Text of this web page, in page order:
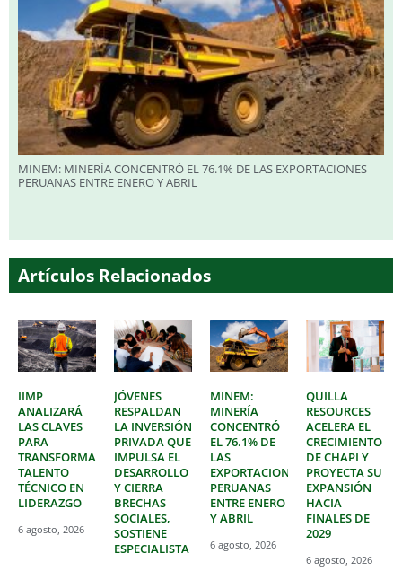
MINEM: MINERÍA CONCENTRÓ EL 76.1% DE LAS EXPORTACIONES
PERUANAS ENTRE ENERO Y ABRIL
Artículos Relacionados
IIMP
ANALIZARÁ
LAS CLAVES
PARA
TRANSFORMAR
TALENTO
TÉCNICO EN
LIDERAZGO
6 agosto, 2026
JÓVENES
RESPALDAN
LA INVERSIÓN
PRIVADA QUE
IMPULSA EL
DESARROLLO
Y CIERRA
BRECHAS
SOCIALES,
SOSTIENE
ESPECIALISTA
MINEM:
MINERÍA
CONCENTRÓ
EL 76.1% DE
LAS
EXPORTACIONES
PERUANAS
ENTRE ENERO
Y ABRIL
6 agosto, 2026
QUILLA
RESOURCES
ACELERA EL
CRECIMIENTO
DE CHAPI Y
PROYECTA SU
EXPANSIÓN
HACIA
FINALES DE
2029
6 agosto, 2026